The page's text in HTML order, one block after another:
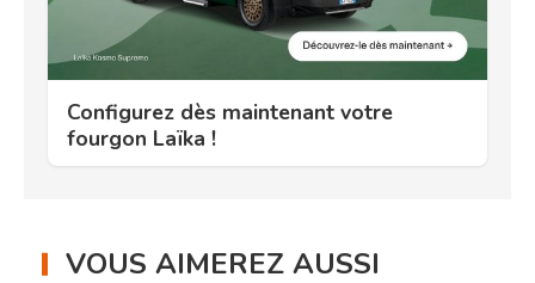
Configurez dès maintenant votre
fourgon Laïka !
VOUS AIMEREZ AUSSI